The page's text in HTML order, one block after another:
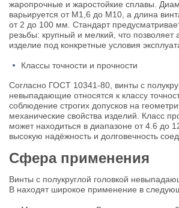
жаропрочные и жаростойкие сплавы.
варьируется от М1,6 до М10, а длина
от 2 до 100 мм. Стандарт
резьбы: крупный и мелкий, что позволяет
изделие под конкретные условия
Классы точности и прочности
Согласно ГОСТ 10341-80, винты с
невыпадающие относятся к классу
соблюдение строгих допусков на
механические свойства изделий. Класс
может находиться в диапазоне от 4.6 до
высокую надёжность и долговечность
Сфера применения
Винты с полукруглой головкой
В находят широкое применение в